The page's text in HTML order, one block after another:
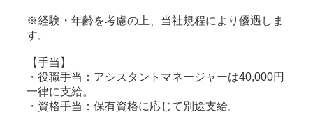
※経験・年齢を考慮の上、当社規程により優遇しま
す。
【手当】
・役職手当：アシスタントマネージャーは40,000円
一律に支給。
・資格手当：保有資格に応じて別途支給。